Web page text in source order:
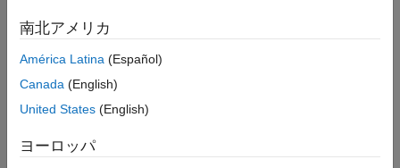
南北アメリカ
América Latina (Español)
Canada (English)
United States (English)
ヨーロッパ